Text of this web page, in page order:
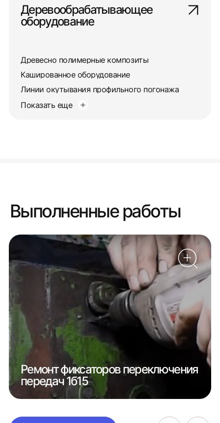
Деревообрабатывающее
оборудование
Древесно полимерные композиты
Кашированное оборудование
Линии окутывания профильного погонажа
Показать еще
Выполненные работы
Ремонт фиксаторов переключения
передач 1б15